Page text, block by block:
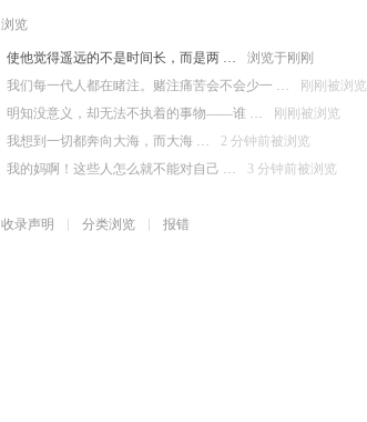
浏览
使他觉得遥远的不是时间长，而是两 …
浏览于刚刚
我们每一代人都在睹注。赌注痛苦会不会少一 …
刚刚被浏览
明知没意义，却无法不执着的事物——谁 …
刚刚被浏览
我想到一切都奔向大海，而大海 …
2 分钟前被浏览
我的妈啊！这些人怎么就不能对自己 …
3 分钟前被浏览
收录声明 分类浏览 报错